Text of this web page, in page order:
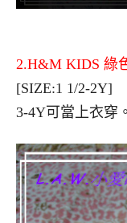
2.H&M KIDS 綠
[SIZE:1 1/2-2Y]
3-4Y可當上衣穿。